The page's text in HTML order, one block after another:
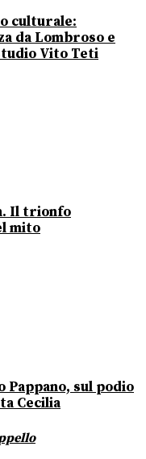
culturale:
da Lombroso e
Vito Teti
Il trionfo
mito
Pappano, sul podio
Cecilia